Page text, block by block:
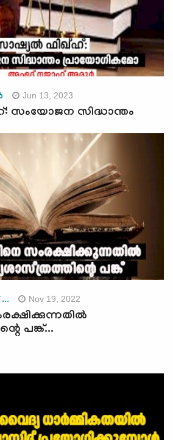
Jun 13, 2023
സിദ്ധാന്തം
Nov 19, 2022
പങ്ക്...